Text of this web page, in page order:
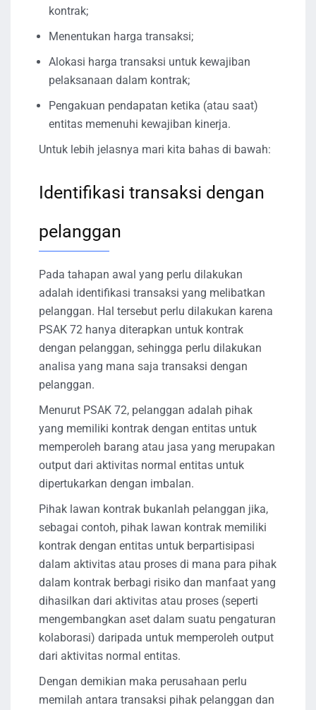
kontrak;
Menentukan harga transaksi;
Alokasi harga transaksi untuk kewajiban
pelaksanaan dalam kontrak;
Pengakuan pendapatan ketika (atau saat)
entitas memenuhi kewajiban kinerja.
Untuk lebih jelasnya mari kita bahas di bawah:
Identifikasi transaksi dengan
pelanggan
Pada tahapan awal yang perlu dilakukan
adalah identifikasi transaksi yang melibatkan
pelanggan. Hal tersebut perlu dilakukan karena
PSAK 72 hanya diterapkan untuk kontrak
dengan pelanggan, sehingga perlu dilakukan
analisa yang mana saja transaksi dengan
pelanggan.
Menurut PSAK 72, pelanggan adalah pihak
yang memiliki kontrak dengan entitas untuk
memperoleh barang atau jasa yang merupakan
output dari aktivitas normal entitas untuk
dipertukarkan dengan imbalan.
Pihak lawan kontrak bukanlah pelanggan jika,
sebagai contoh, pihak lawan kontrak memiliki
kontrak dengan entitas untuk berpartisipasi
dalam aktivitas atau proses di mana para pihak
dalam kontrak berbagi risiko dan manfaat yang
dihasilkan dari aktivitas atau proses (seperti
mengembangkan aset dalam suatu pengaturan
kolaborasi) daripada untuk memperoleh output
dari aktivitas normal entitas.
Dengan demikian maka perusahaan perlu
memilah antara transaksi pihak pelanggan dan